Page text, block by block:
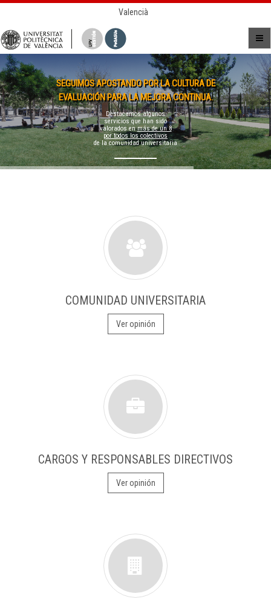
Valencià
SEGUIMOS APOSTANDO POR LA CULTURA DE
EVALUACIÓN PARA LA MEJORA CONTINUA.
Destacamos algunos
servicios que han sido
valorados enmás de un 8
por todos los colectivos
de la comunidad universitaria
COMUNIDAD UNIVERSITARIA
Ver opinión
CARGOS Y RESPONSABLES DIRECTIVOS
Ver opinión